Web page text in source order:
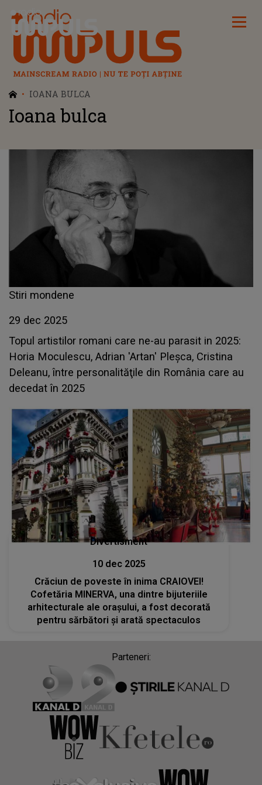
Radio Impuls
IOANA BULCA
Ioana bulca
Stiri mondene
29 dec 2025
Topul artistilor romani care ne-au parasit in 2025:
Horia Moculescu, Adrian 'Artan' Pleşca, Cristina
Deleanu, între personalităţile din România care au
decedat în 2025
Divertisment
10 dec 2025
Crăciun de poveste în inima CRAIOVEI!
Cofetăria MINERVA, una dintre bijuteriile
arhitecturale ale orașului, a fost decorată
pentru sărbători și arată spectaculos
Parteneri: